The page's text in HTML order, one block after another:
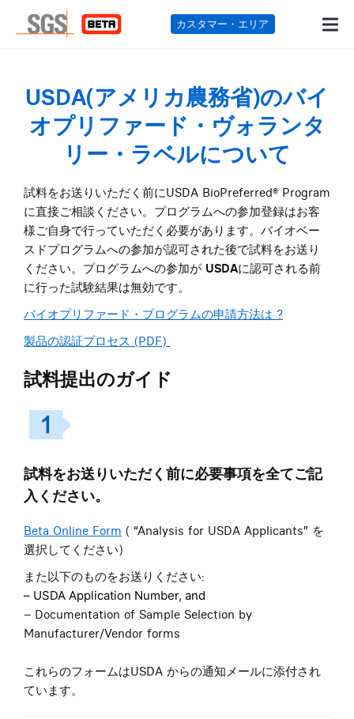
カスタマー・エリ
USDA(アメリカ農務省)のバイ
オプリファード・ヴォランタ
リー・ラベルについて
試料をお送りいただく前にUSDA BioPreferred® Program
に直接ご相談ください。プログラムへの参加登録はお客
様ご自身で行っていただく必要があります。バイオベー
スドプログラムへの参加が認可された後で試料をお送り
ください。プログラムへの参加が USDAに認可される前
に行った試験結果は無効です。
バイオプリファード・プログラムの申請方法は ?
製品の認証プロセス (PDF)
試料提出のガイド
試料をお送りいただく前に必要事項を全てご記
入ください。
Beta Online Form ( “Analysis for USDA Applicants” を
選択してください)
また以下のものをお送りください:
– USDA Application Number, and
– Documentation of Sample Selection by
Manufacturer/Vendor forms
これらのフォームはUSDA からの通知メールに添付され
ています。